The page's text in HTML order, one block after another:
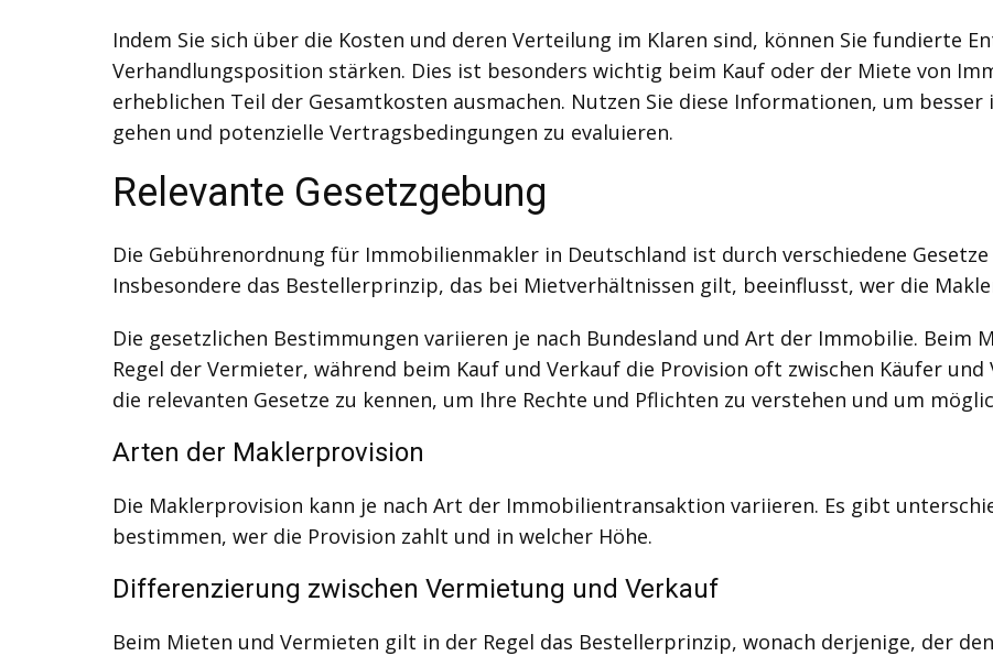
Indem Sie sich über die Kosten und deren Verteilung im Klaren sind, können Sie fundierte
Verhandlungsposition stärken. Dies ist besonders wichtig beim Kauf oder der Miete von
erheblichen Teil der Gesamtkosten ausmachen. Nutzen Sie diese Informationen, um
gehen und potenzielle Vertragsbedingungen zu evaluieren.
Relevante Gesetzgebung
Die Gebührenordnung für Immobilienmakler in Deutschland ist durch verschiedene
Insbesondere das Bestellerprinzip, das bei Mietverhältnissen gilt, beeinflusst, wer die
Die gesetzlichen Bestimmungen variieren je nach Bundesland und Art der Immobilie. Beim
Regel der Vermieter, während beim Kauf und Verkauf die Provision oft zwischen Käufer
die relevanten Gesetze zu kennen, um Ihre Rechte und Pflichten zu verstehen und um
Arten der Maklerprovision
Die Maklerprovision kann je nach Art der Immobilientransaktion variieren. Es gibt
bestimmen, wer die Provision zahlt und in welcher Höhe.
Differenzierung zwischen Vermietung und Verkauf
Beim Mieten und Vermieten gilt in der Regel das Bestellerprinzip, wonach derjenige, der